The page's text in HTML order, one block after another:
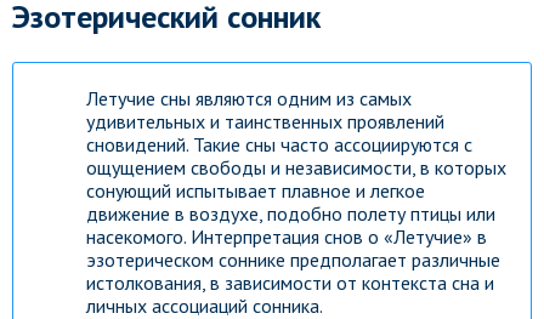
Эзотерический сонник
Летучие сны являются одним из самых
удивительных и таинственных проявлений
сновидений. Такие сны часто ассоциируются с
ощущением свободы и независимости, в которых
сонующий испытывает плавное и легкое
движение в воздухе, подобно полету птицы или
насекомого. Интерпретация снов о «Летучие» в
эзотерическом соннике предполагает различные
истолкования, в зависимости от контекста сна и
личных ассоциаций сонника.